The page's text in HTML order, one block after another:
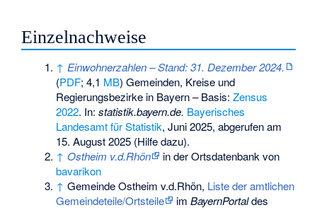
Einzelnachweise
↑ Einwohnerzahlen – Stand: 31. Dezember 2024.
(PDF; 4,1 MB) Gemeinden, Kreise und
Regierungsbezirke in Bayern – Basis:Zensus
2022. In:statistik.bayern.de. Bayerisches
Landesamt für Statistik, Juni 2025, abgerufen am
15. August 2025 (Hilfe dazu).
↑ Ostheim v.d.Rhön
in der Ortsdatenbank von
bavarikon
↑ Gemeinde Ostheim v.d.Rhön, Liste der amtlichen
Gemeindeteile/Ortsteile
imBayernPortaldes